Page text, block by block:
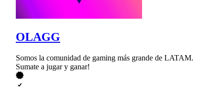
OLAGG
Somos la comunidad de gaming más grande de LATAM.
Sumate a jugar y ganar!